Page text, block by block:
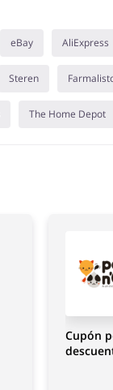
eBay AliExpress
Steren
The Home Depot
Cupón